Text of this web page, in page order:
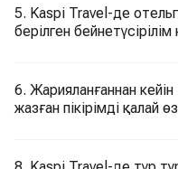
5. Kaspi Travel-де
берілген
6. Жарияланғаннан
жазған пікірімді қалай